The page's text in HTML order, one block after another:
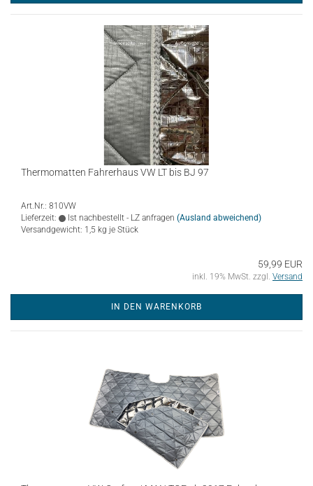
Thermomatten Fahrerhaus VW LT bis BJ 97
Art.Nr.: 810VW
Lieferzeit:
Ist nachbestellt - LZ anfragen (Ausland abweichend)
Versandgewicht: 1,5 kg je Stück
59,99 EUR
inkl. 19% MwSt. zzgl. Versand
IN DEN WARENKORB